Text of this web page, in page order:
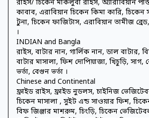
রাইস/ চিকেন মাকলুবা রাইস, অ্যারাবিয়ান
কাবাব, এরাবিয়ান চিকেন কিমা কারি, চিকেন
টুনা, চিকেন ফাজিটাস, এরাবিয়ান তামীজ
।
INDIAN and Bangla
রাইস, বাটার নান, গার্লিক নান, ডাল বাটার,
বাটার মাসালা, ফিশ দোপিয়াজা, খিচুড়ি,
ভর্তা, বেগুন ভর্তা ।
Chinese and Continental
ফ্রাইড রাইস, ফ্রাইড নুডলস, চাইনিজ
চিকেন মাসালা , সুইট এন্ড সাওয়ার ফিশ,
বিফ জিঞ্জার মাশরুম, চিংড়ি, চিকেন